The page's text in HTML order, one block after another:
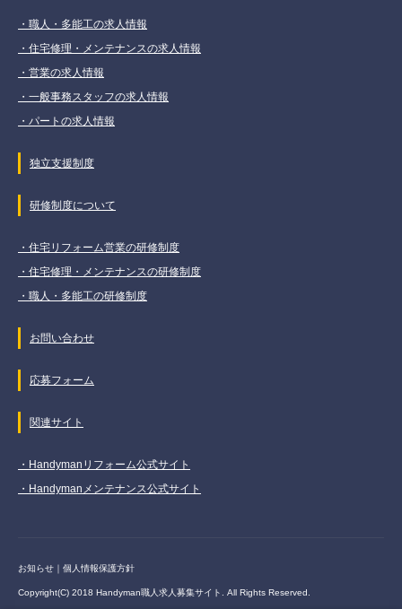
・職人・多能工の求人情報
・住宅修理・メンテナンスの求人情報
・営業の求人情報
・一般事務スタッフの求人情報
・パートの求人情報
独立支援制度
研修制度について
・住宅リフォーム営業の研修制度
・住宅修理・メンテナンスの研修制度
・職人・多能工の研修制度
お問い合わせ
応募フォーム
関連サイト
・Handymanリフォーム公式サイト
・Handymanメンテナンス公式サイト
お知らせ ｜ 個人情報保護方針
Copyright(C) 2018 Handyman職人求人募集サイト. All Rights Reserved.